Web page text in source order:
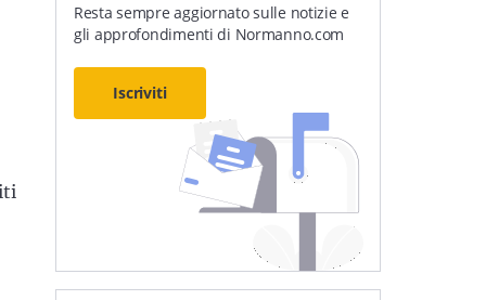
Resta sempre aggiornato sulle notizie e
gli approfondimenti di Normanno.com
Iscriviti